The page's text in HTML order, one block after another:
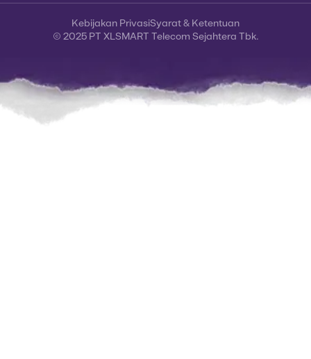
© 2025 PT XLSMART Telecom Sejahtera Tbk.
Kebijakan PrivasiSyarat & Ketentuan